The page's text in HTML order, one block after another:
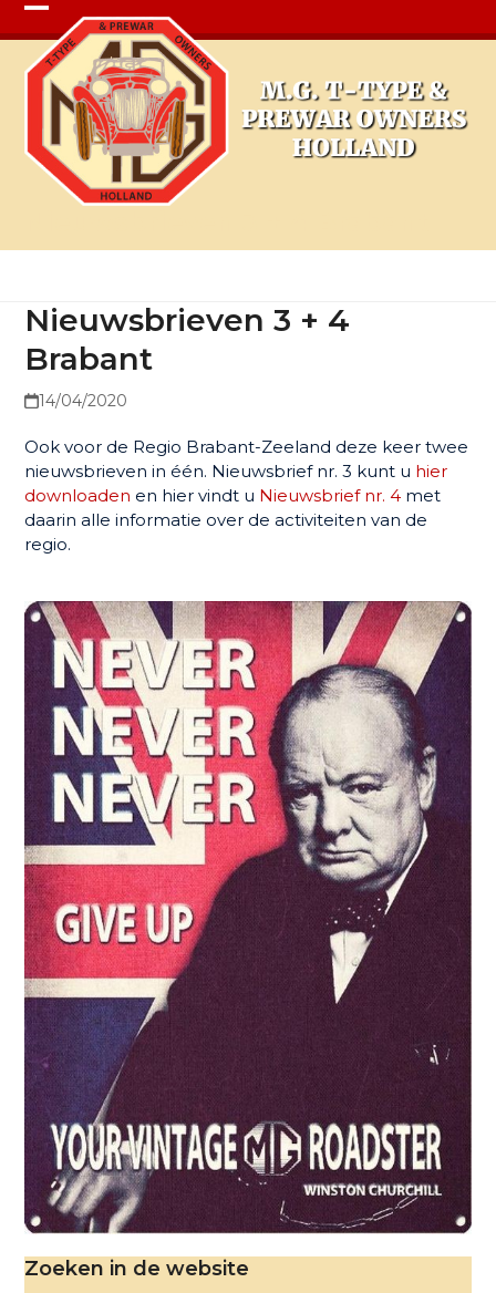
Open
mobile
menu
Close
mobile
menu
Nieuwsbrieven 3 + 4
Brabant
14/04/2020
Ook voor de Regio Brabant-Zeeland deze keer twee
nieuwsbrieven in één. Nieuwsbrief nr. 3 kunt u hier
downloaden en hier vindt u Nieuwsbrief nr. 4 met
daarin alle informatie over de activiteiten van de
regio.
Zoeken in de website